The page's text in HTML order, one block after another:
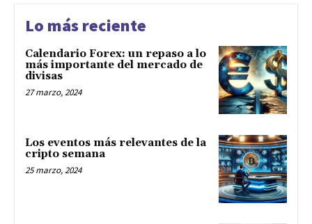
Lo más reciente
Calendario Forex: un repaso a lo
más importante del mercado de
divisas
27 marzo, 2024
Los eventos más relevantes de la
cripto semana
25 marzo, 2024